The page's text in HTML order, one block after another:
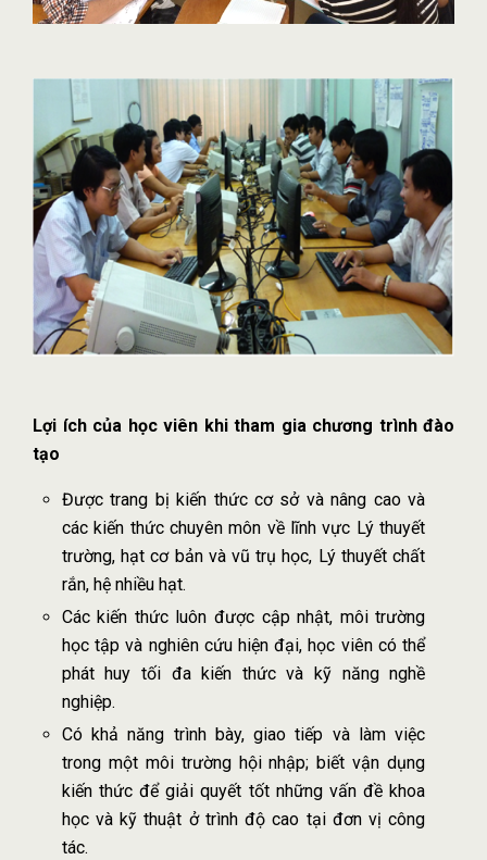
Lợi ích của học viên khi tham gia chương trình đào
tạo
Được trang bị kiến thức cơ sở và nâng cao và
các kiến thức chuyên môn về lĩnh vực Lý thuyết
trường, hạt cơ bản và vũ trụ học, Lý thuyết chất
rắn, hệ nhiều hạt.
Các kiến thức luôn được cập nhật, môi trường
học tập và nghiên cứu hiện đại, học viên có thể
phát huy tối đa kiến thức và kỹ năng nghề
nghiệp.
Có khả năng trình bày, giao tiếp và làm việc
trong một môi trường hội nhập; biết vận dụng
kiến thức để giải quyết tốt những vấn đề khoa
học và kỹ thuật ở trình độ cao tại đơn vị công
tác.